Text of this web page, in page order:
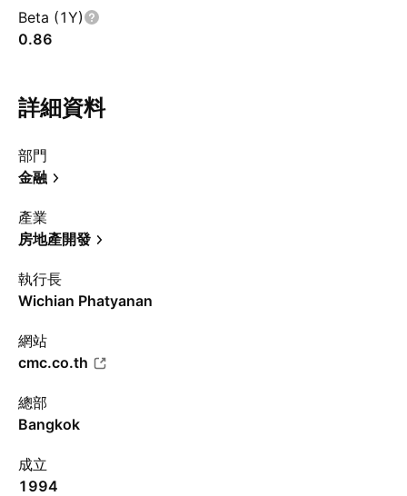
Beta (1Y)
0.86
詳細資料
部門
金融
產業
房地產開發
執行長
Wichian Phatyanan
網站
cmc.co.th
總部
Bangkok
成立
1994